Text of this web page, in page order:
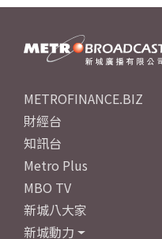
METROFINANCE.BIZ
財經台
知訊台
Metro Plus
MBO TV
新城八大家
新城動力